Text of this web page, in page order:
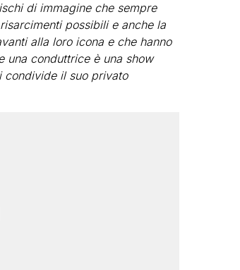
di immagine che sempre
possibili e anche la
alla loro icona e che hanno
una conduttrice è una show
condivide il suo privato